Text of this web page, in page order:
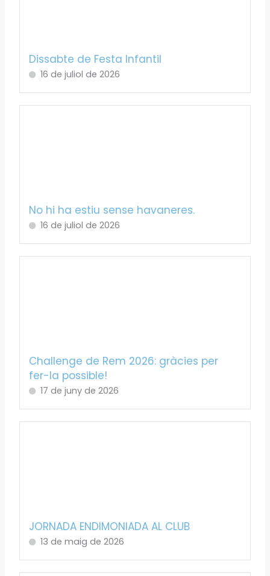
Dissabte de Festa Infantil
16 de juliol de 2026
No hi ha estiu sense havaneres.
16 de juliol de 2026
Challenge de Rem 2026: gràcies per
fer-la possible!
17 de juny de 2026
JORNADA ENDIMONIADA AL CLUB
13 de maig de 2026